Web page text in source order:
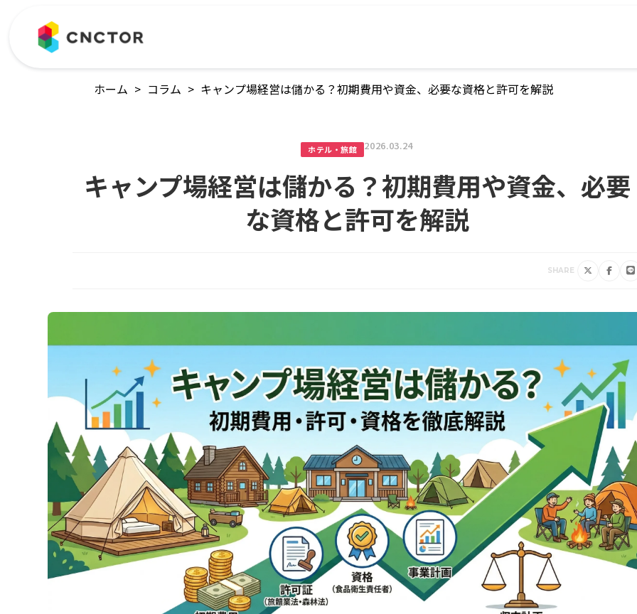
ホーム > コラム > キャンプ場経営は儲かる？初期費用や資金、必要な資格と許可を解説
ホテル・旅館 2026.03.24
キャンプ場経営は儲かる？初期費用や資金、必要
な資格と許可を解説
SHARE